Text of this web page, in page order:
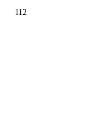
112